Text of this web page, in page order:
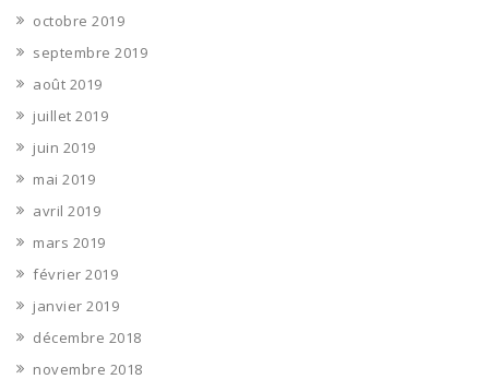
octobre 2019
septembre 2019
août 2019
juillet 2019
juin 2019
mai 2019
avril 2019
mars 2019
février 2019
janvier 2019
décembre 2018
novembre 2018